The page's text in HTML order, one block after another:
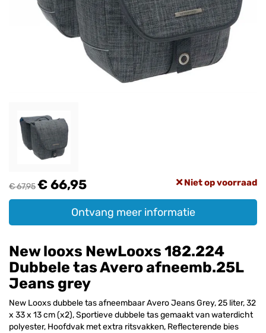
€ 67,95€ 66,95 Niet op voorraad
Ontvang meer informatie
New looxs NewLooxs 182.224
Dubbele tas Avero afneemb.25L
Jeans grey
New Looxs dubbele tas afneembaar Avero Jeans Grey, 25 liter, 32
x 33 x 13 cm (x2), Sportieve dubbele tas gemaakt van waterdicht
polyester, Hoofdvak met extra ritsvakken, Reflecterende bies